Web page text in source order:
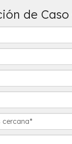
de